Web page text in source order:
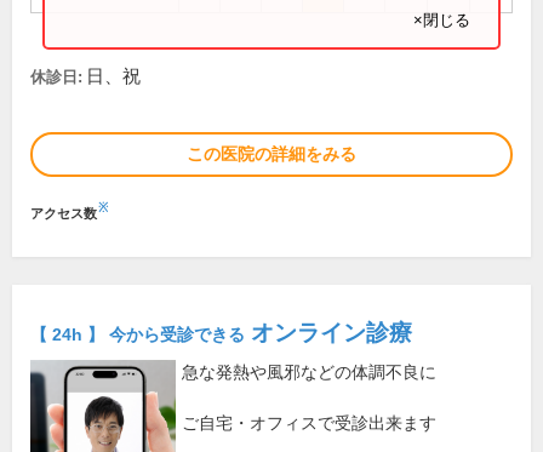
×閉じる
休診日: 日、祝
この医院の詳細をみる
アクセス数※
【 24h 】 今から受診できる オンライン診療
急な発熱や風邪などの体調不良に
ご自宅・オフィスで受診出来ます